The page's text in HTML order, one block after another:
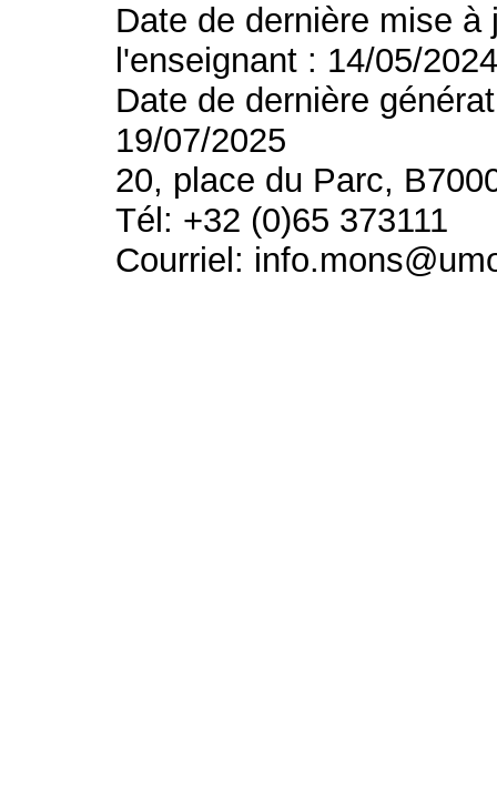
Date de dernière mise
l'enseignant : 14/05/
Date de dernière
19/07/2025
20, place du Parc,
Tél: +32 (0)65 373111
Courriel: